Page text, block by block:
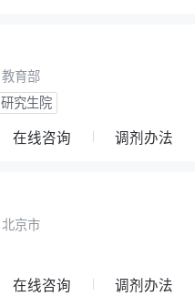
教育部
研究生院
在线咨询 调剂办法
北京市
在线咨询 调剂办法